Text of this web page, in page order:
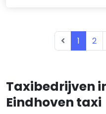
1 2
Taxibedrijven
Eindhoven taxi